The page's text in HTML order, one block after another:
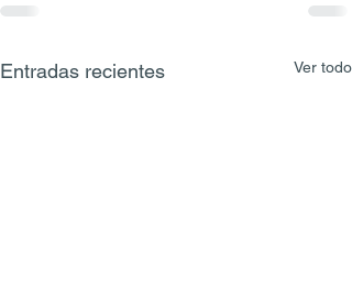
Entradas recientes Ver todo